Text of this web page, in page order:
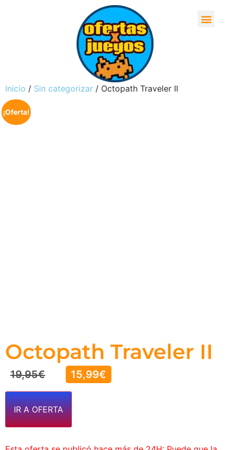
Inicio / Sin categorizar / Octopath Traveler II
¡Oferta!
Octopath Traveler II
19,95€ 15,99€
IR A OFERTA